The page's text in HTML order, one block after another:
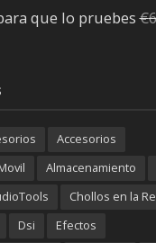
que lo pruebes€
Accesorios
Almacenamiento
Chollos en la
Dsi
Efectos